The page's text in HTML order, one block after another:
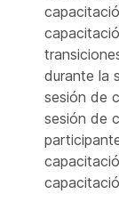
durante la
sesión de
sesión de